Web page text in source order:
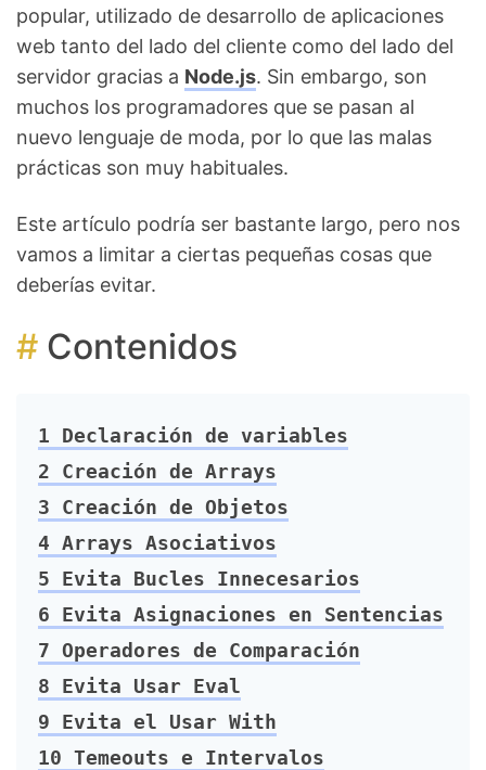
popular, utilizado de desarrollo de aplicaciones
web tanto del lado del cliente como del lado del
servidor gracias a Node.js. Sin embargo, son
muchos los programadores que se pasan al
nuevo lenguaje de moda, por lo que las malas
prácticas son muy habituales.
Este artículo podría ser bastante largo, pero nos
vamos a limitar a ciertas pequeñas cosas que
deberías evitar.
Contenidos
1 Declaración de variables
2 Creación de Arrays
3 Creación de Objetos
4 Arrays Asociativos
5 Evita Bucles Innecesarios
6 Evita Asignaciones en Sentencias
7 Operadores de Comparación
8 Evita Usar Eval
9 Evita el Usar With
10 Temeouts e Intervalos